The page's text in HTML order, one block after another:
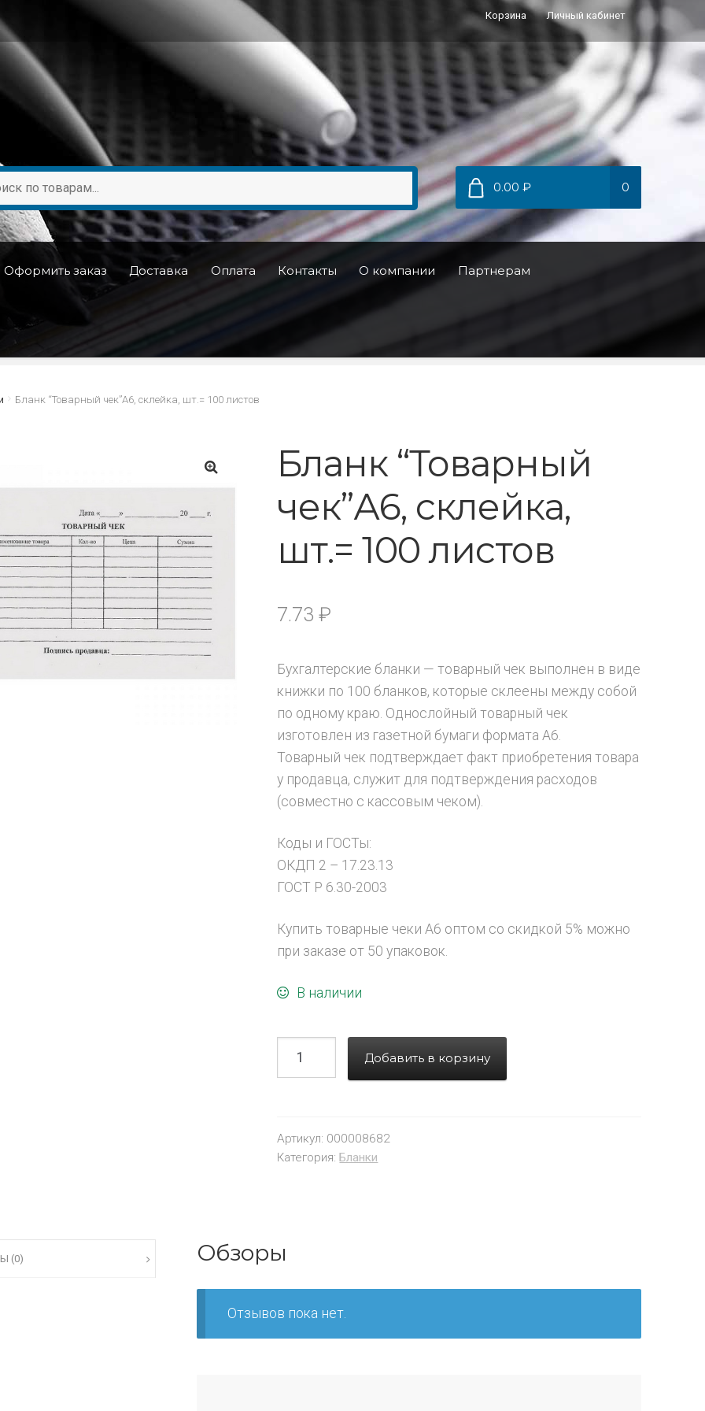
Корзина Личный кабинет
0.00 ₽ 0
Оформить заказ Доставка Оплата Контакты О компании Партнерам
Бланк “Товарный чек”А6, склейка, шт.= 100 листов
🔍
Бланк “Товарный
чек”А6, склейка,
шт.= 100 листов
7.73₽
Бухгалтерские бланки — товарный чек выполнен в виде
книжки по 100 бланков, которые склеены между собой
по одному краю. Однослойный товарный чек
изготовлен из газетной бумаги формата А6.
Товарный чек подтверждает факт приобретения товара
у продавца, служит для подтверждения расходов
(совместно с кассовым чеком).
Коды и ГОСТы:
ОКДП 2 – 17.23.13
ГОСТ Р 6.30-2003
Купить товарные чеки А6 оптом со скидкой 5% можно
при заказе от 50 упаковок.
В наличии
Добавить в корзину
Артикул: 000008682
Категория:Бланки
(0) Обзоры
Отзывов пока нет.